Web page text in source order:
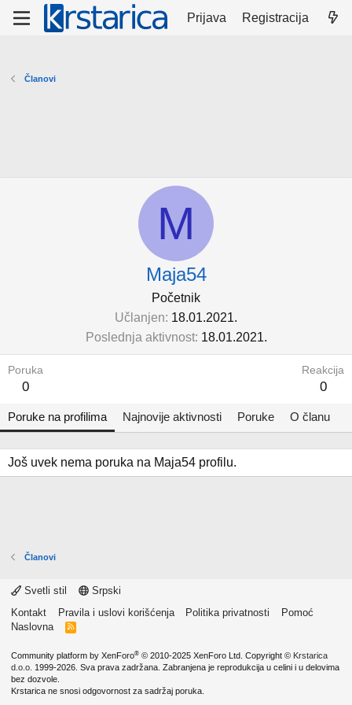
Prijava Registracija
Članovi
M
Maja54
Početnik
Učlanjen 18.01.2021.
Poslednja aktivnost 18.01.2021.
Poruka
0
Reakcija
0
Poruke na profilima Najnovije aktivnosti Poruke O članu
Još uvek nema poruka na Maja54 profilu.
Članovi
Svetli stil
Srpski
Kontakt
Pravila i uslovi korišćenja Politika privatnosti
Pomoć
Naslovna
R
Community platform by XenForo® © 2010-2025 XenForo Ltd. Copyright © Krstarica
d.o.o. 1999-2026. Sva prava zadržana. Zabranjena je reprodukcija u celini i u delovima
bez dozvole.
Krstarica ne snosi odgovornost za sadržaj poruka.